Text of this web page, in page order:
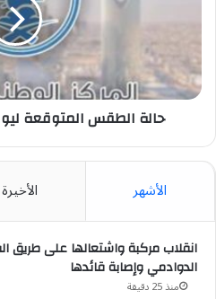
الثلاثاء
المملكة
حالة الطقس المتوقعة
الأشهر الأخيرة
انقلاب مركبة واشتعالها على طريق
الدوادمي وإصابة قائدها
منذ 25 دقيقة